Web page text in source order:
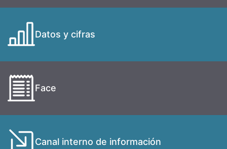
Datos y cifras
Face
Canal interno de información